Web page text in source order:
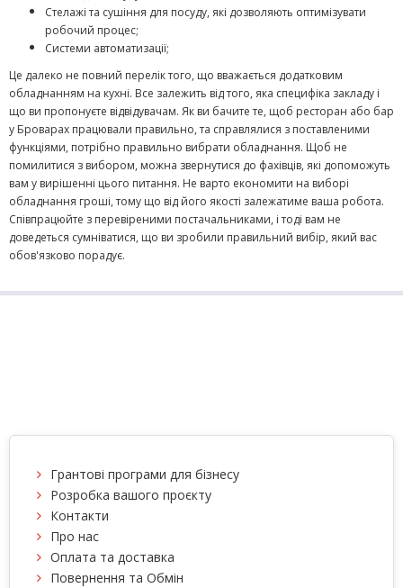
Стелажі та сушіння для посуду, які дозволяють оптимізувати
робочий процес;
Системи автоматизації;
Це далеко не повний перелік того, що вважається додатковим
обладнанням на кухні. Все залежить від того, яка специфіка закладу і
що ви пропонуєте відвідувачам. Як ви бачите те, щоб ресторан або бар
у Броварах працювали правильно, та справлялися з поставленими
функціями, потрібно правильно вибрати обладнання. Щоб не
помилитися з вибором, можна звернутися до фахівців, які допоможуть
вам у вирішенні цього питання. Не варто економити на виборі
обладнання гроші, тому що від його якості залежатиме ваша робота.
Співпрацюйте з перевіреними постачальниками, і тоді вам не
доведеться сумніватися, що ви зробили правильний вибір, який вас
обов'язково порадує.
Грантові програми для бізнесу
Розробка вашого проєкту
Контакти
Про нас
Оплата та доставка
Повернення та Обмін